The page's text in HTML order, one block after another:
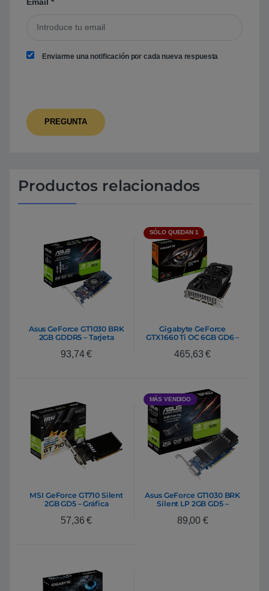
Enviarme una notificación por cada nueva respuesta
Productos relacionados
Asus GeForce GT1030 BRK
2GB GDDR5 – Tarjeta
93,74€
SÓLO QUEDAN 1
Gigabyte GeForce
GTX1660 Ti OC 6GB GD6 –
465,63€
MSI GeForce GT710 Silent
2GB GD5 – Gráfica
57,36€
MÁS VENDIDO
Asus GeForce GT1030 BRK
Silent LP 2GB GD5 –
89,00 €